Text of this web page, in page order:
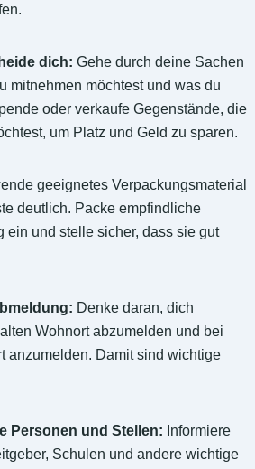
dich: Gehe durch deine Sachen
mitnehmen möchtest und was du
oder verkaufe Gegenstände, die
um Platz und Geld zu sparen.
geeignetes Verpackungsmaterial
deutlich. Packe empfindliche
ein und stelle sicher, dass sie gut
Denke daran, dich
Wohnort abzumelden und bei
anzumelden. Damit sind wichtige
Personen und Stellen: Informiere
Schulen und andere wichtige